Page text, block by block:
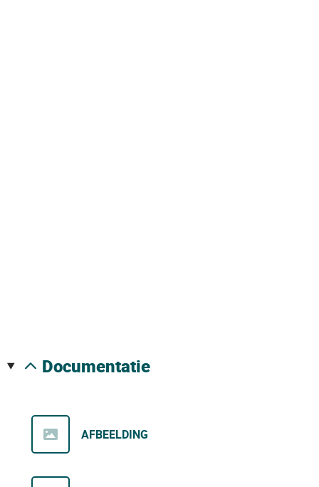
documentatie
AFBEELDING